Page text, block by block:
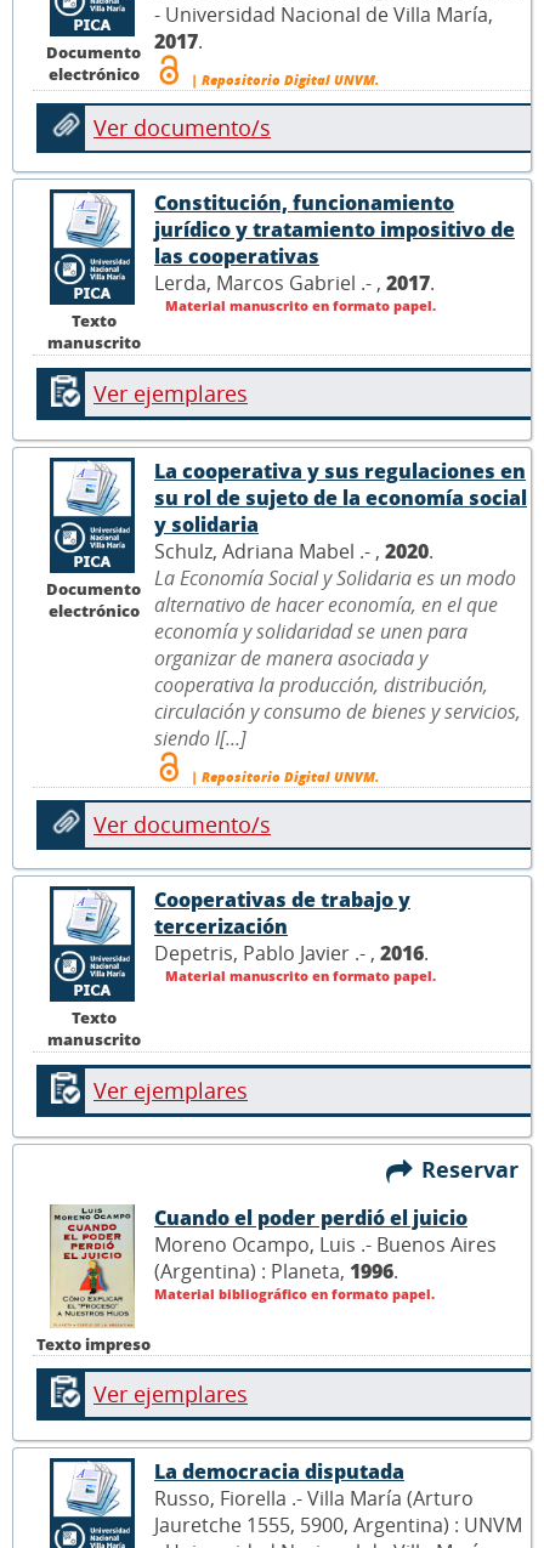
Documento
electrónico
- Universidad Nacional de Villa María,
2017.
| Repositorio Digital UNVM.
Ver documento/s
Texto
manuscrito
Constitución, funcionamiento
jurídico y tratamiento impositivo de
las cooperativas
Lerda, Marcos Gabriel .- , 2017.
Material manuscrito en formato papel.
Ver ejemplares
Documento
electrónico
La cooperativa y sus regulaciones en
su rol de sujeto de la economía social
y solidaria
Schulz, Adriana Mabel .- , 2020.
La Economía Social y Solidaria es un modo
alternativo de hacer economía, en el que
economía y solidaridad se unen para
organizar de manera asociada y
cooperativa la producción, distribución,
circulación y consumo de bienes y servicios,
siendo l[...]
| Repositorio Digital UNVM.
Ver documento/s
Texto
manuscrito
Cooperativas de trabajo y
tercerización
Depetris, Pablo Javier .- , 2016.
Material manuscrito en formato papel.
Ver ejemplares
Reservar
Texto impreso
Cuando el poder perdió el juicio
Moreno Ocampo, Luis .- Buenos Aires
(Argentina) : Planeta, 1996.
Material bibliográfico en formato papel.
Ver ejemplares
La democracia disputada
Russo, Fiorella .- Villa María (Arturo
Jauretche 1555, 5900, Argentina) : UNVM